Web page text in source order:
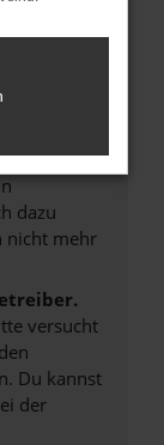
dein
Stand
dazu
nicht mehr
versucht
Du kannst
der